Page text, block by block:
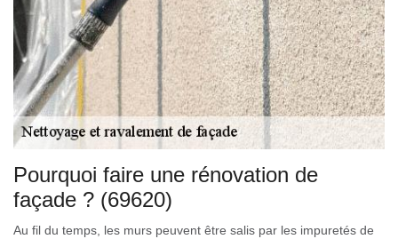
Pourquoi faire une rénovation de
façade ? (69620)
Au fil du temps, les murs peuvent être salis par les impuretés de